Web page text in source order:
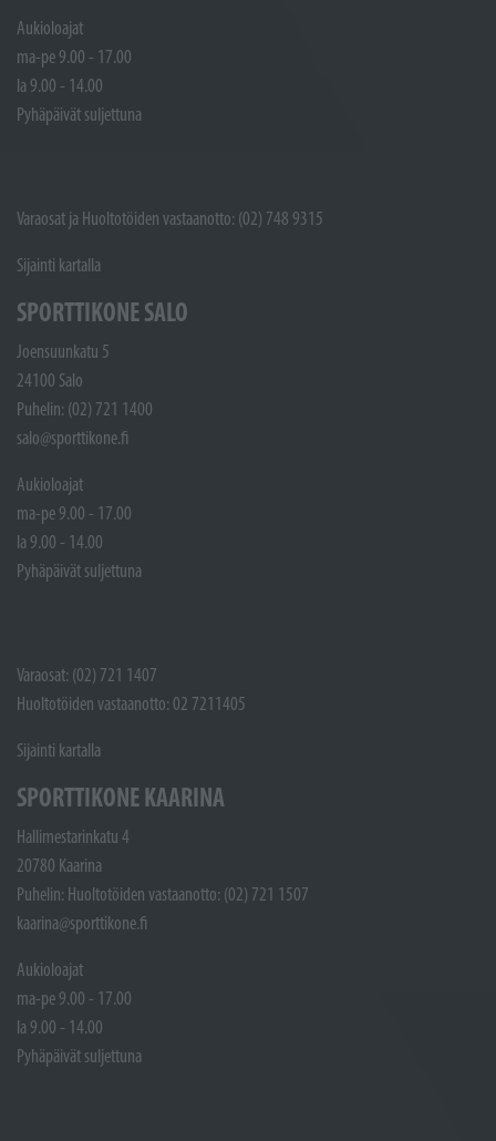
Aukioloajat
ma-pe 9.00 - 17.00
la 9.00 - 14.00
Pyhäpäivät suljettuna
Varaosat ja Huoltotöiden vastaanotto: (02) 748 9315
Sijainti kartalla
SPORTTIKONE SALO
Joensuunkatu 5
24100 Salo
Puhelin: (02) 721 1400
salo@sporttikone.fi
Aukioloajat
ma-pe 9.00 - 17.00
la 9.00 - 14.00
Pyhäpäivät suljettuna
Varaosat: (02) 721 1407
Huoltotöiden vastaanotto: 02 7211405
Sijainti kartalla
SPORTTIKONE KAARINA
Hallimestarinkatu 4
20780 Kaarina
Puhelin: Huoltotöiden vastaanotto: (02) 721 1507
kaarina@sporttikone.fi
Aukioloajat
ma-pe 9.00 - 17.00
la 9.00 - 14.00
Pyhäpäivät suljettuna